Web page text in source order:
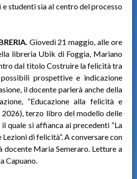
e studenti sia al centro del processo
Giovedì 21 maggio, alle ore
libreria Ubik di Foggia, Mariano
dal titolo Costruire la felicità tra
prospettive e indicazione
il docente parlerà anche della
“Educazione alla felicità e
2026), terzo libro del modello delle
quale si affianca ai precedenti “La
di felicità”. A conversare con
docente Maria Semeraro. Letture a
Capuano.